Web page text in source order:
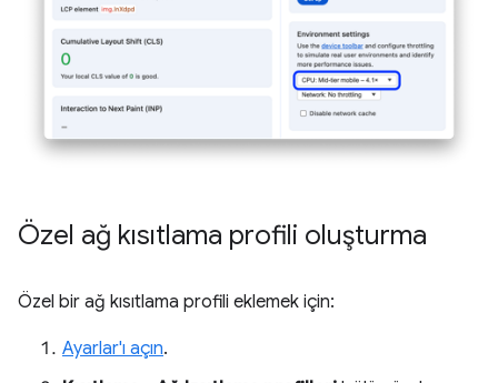
Özel ağ kısıtlama profili oluşturma
Özel bir ağ kısıtlama profili eklemek için:
Ayarlar'ı açın.